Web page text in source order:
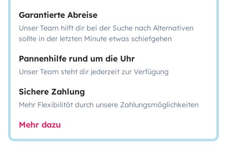
Garantierte Abreise
Unser Team hilft dir bei der Suche nach Alternativen
sollte in der letzten Minute etwas schiefgehen
Pannenhilfe rund um die Uhr
Unser Team steht dir jederzeit zur Verfügung
Sichere Zahlung
Mehr Flexibilität durch unsere Zahlungsmöglichkeiten
Mehr dazu